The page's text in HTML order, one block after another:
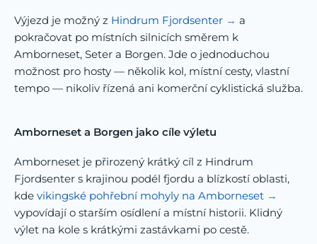
Výjezd je možný z Hindrum Fjordsenter
a
pokračovat po místních silnicích směrem k
Amborneset, Seter a Borgen. Jde o jednoduchou
možnost pro hosty — několik kol, místní cesty, vlastní
tempo — nikoliv řízená ani komerční cyklistická služba.
Amborneset a Borgen jako cíle výletu
Amborneset je přirozený krátký cíl z Hindrum
Fjordsenter s krajinou podél fjordu a blízkostí oblasti,
kde vikingské pohřební mohyly na Amborneset
vypovídají o starším osídlení a místní historii. Klidný
výlet na kole s krátkými zastávkami po cestě.